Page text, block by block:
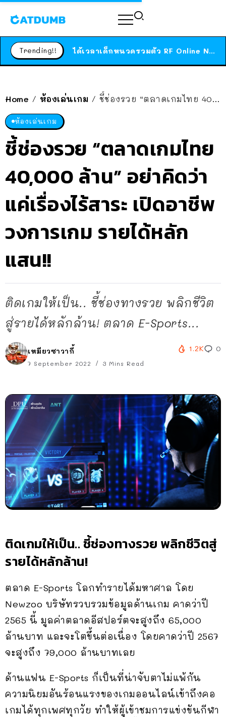
Trending!! ได้เวลาเด็กหนวดรวมตัว RF Online Next เปิดให้เล่นแล้ว เกม Sci-Fi MMORPG ระดับตำนาน เล่นได้ทั้งมือถือและ PC
Home / ห้องเล่นเกม / ชี้ช่องรวย “ตลาดเกมไทย 40,000 ล้าน” อย่าคิดว่าแค่เรื่องไร้สาระ เปิดอาชีพวงการเกม รายได้หลักแสน!!
ห้องเล่นเกม
ชี้ช่องรวย “ตลาดเกมไทย
40,000 ล้าน” อย่าคิดว่า
แค่เรื่องไร้สาระ เปิดอาชีพ
วงการเกม รายได้หลัก
แสน!!
ติดเกมให้เป็น.. ชี้ช่องทางรวย พลิกชีวิต
สู่รายได้หลักล้าน! ตลาด E-Sports...
เหมียวซาวากี้
7 September 2022 3 Mins Read
1.2K 0
ติดเกมให้เป็น.. ชี้ช่องทางรวย พลิกชีวิตสู่
รายได้หลักล้าน!
ตลาด E-Sports โลกทำรายได้มหาศาล โดย
Newzoo บริษัทรวบรวมข้อมูลด้านเกม คาดว่าปี
2565 นี้ มูลค่าตลาดอีสปอร์ตจะสูงถึง 65,000
ล้านบาท และจะโตขึ้นต่อเนื่อง โดยคาดว่าปี 2567
จะสูงถึง 79,000 ล้านบาทเลย
ด้านแฟน E-Sports ก็เป็นที่น่าจับตาไม่แพ้กัน
ความนิยมอันร้อนแรงของเกมออนไลน์เข้าถึงคอ
เกมได้ทุกเพศทุกวัย ทำให้ผู้เข้าชมการแข่งขันกีฬา